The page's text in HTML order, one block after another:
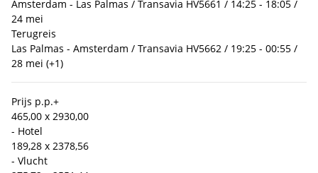
Amsterdam - Las Palmas / Transavia HV5661 / 14:25 - 18:05 /
24 mei
Terugreis
Las Palmas - Amsterdam / Transavia HV5662 / 19:25 - 00:55 /
28 mei (+1)
Prijs p.p.+
465,00 x 2930,00
- Hotel
189,28 x 2378,56
- Vlucht